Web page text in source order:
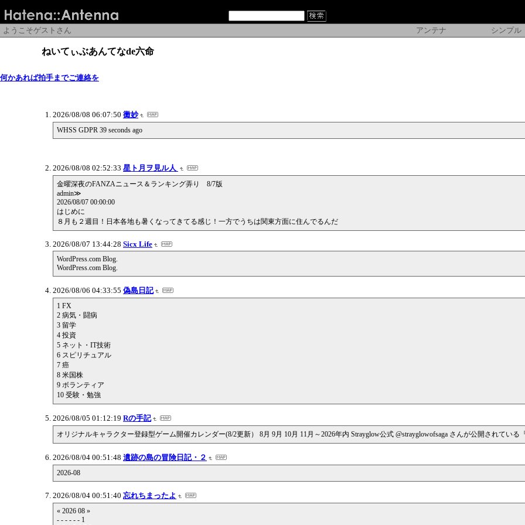
ようこそゲストさん アンテナ シンプル
ねいてぃぶあんてなde六命
何かあれば拍手までご連絡を
2026/08/08 06:07:50 黴妙
WHSS GDPR 39 seconds ago
2026/08/08 02:52:33 星ト月ヲ見ル人
金曜深夜のFANZAニュース＆ランキング弄り 8/7版
admin≫
2026/08/07 00:00:00
はじめに
８月も２週目！日本各地も暑くなってきてる感じ！一方でうちは関東方面に住んでるんだ
2026/08/07 13:44:28 Sicx Life
WordPress.com Blog.
WordPress.com Blog.
2026/08/06 04:33:55 偽島日記
1 FX
2 病気・闘病
3 留学
4 投資
5 ネット・IT技術
6 スピリチュアル
7 癌
8 米国株
9 ボランティア
10 受験・勉強
2026/08/05 01:12:19 Rの手記
オリジナルキャラクター登録型ゲーム開催カレンダー(8/2更新） 8月 9月 10月 11月～2026年内 Strayglow公式 @strayglowofsaga さんが公開されている
2026/08/04 00:51:48 遺跡の島の冒険日記・２
2026-08
2026/08/04 00:51:40 忘れちまったよ
« 2026 08 »
- - - - - - 1